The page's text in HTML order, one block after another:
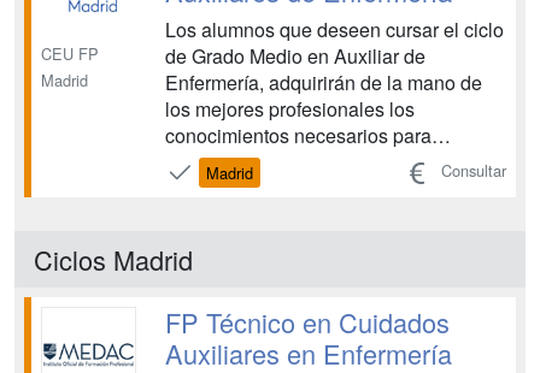
CEU FP
Madrid
Los alumnos que deseen cursar el ciclo
de Grado Medio en Auxiliar de
Enfermería, adquirirán de la mano de
los mejores profesionales los
conocimientos necesarios para
proporcionar cuidados auxiliares al
paciente y actuar sobre las condiciones
en el sector sanitario: en...
Madrid Consultar
Ciclos Madrid
FP Técnico en Cuidados
Auxiliares en Enfermería